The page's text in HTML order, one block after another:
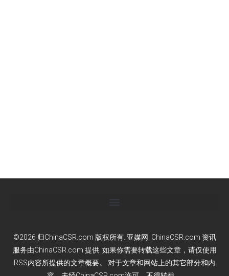
©2026 归ChinaCSR.com 版权所有. 亚媒网. ChinaCSR.com 资讯
服务由ChinaCSR.com 提供. 如果你需要转载这些文章，请仅使用
RSS内容所提供的文章概要。 对于文章和网站上的其它部分和内